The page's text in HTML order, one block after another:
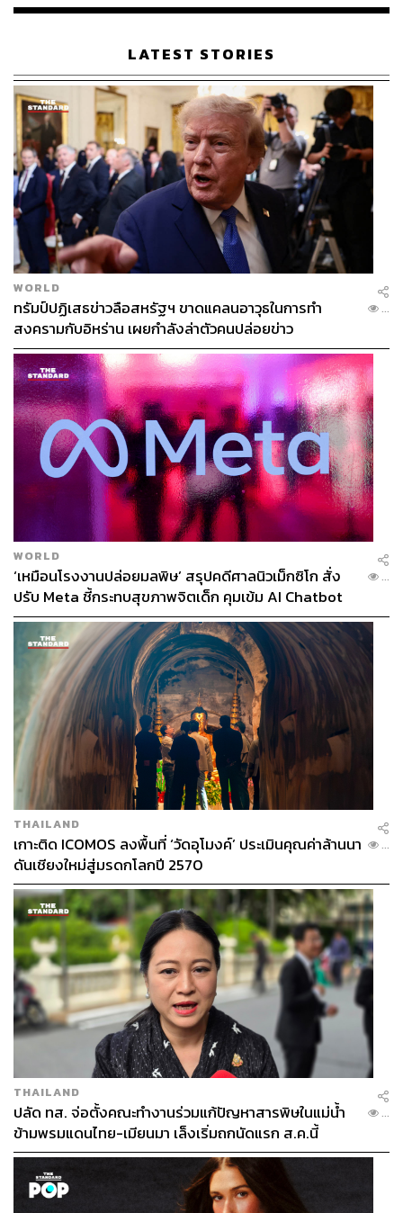
เรือนไทยที่ถูกซุกไว้
LATEST STORIES
WORLD
ทรัมป์ปฏิเสธข่าวลือสหรัฐฯ ขาดแคลนอาวุธในการทำ
สงครามกับอิหร่าน เผยกำลังล่าตัวคนปล่อยข่าว
...
WORLD
‘เหมือนโรงงานปล่อยมลพิษ’ สรุปคดีศาลนิวเม็กซิโก สั่ง
ปรับ Meta ชี้กระทบสุขภาพจิตเด็ก คุมเข้ม AI Chatbot
...
THAILAND
เกาะติด ICOMOS ลงพื้นที่ ‘วัดอุโมงค์’ ประเมินคุณค่าล้านนา
ดันเชียงใหม่สู่มรดกโลกปี 2570
...
THAILAND
ปลัด ทส. จ่อตั้งคณะทำงานร่วมแก้ปัญหาสารพิษในแม่น้ำ
ข้ามพรมแดนไทย-เมียนมา เล็งเริ่มถกนัดแรก ส.ค.นี้
...